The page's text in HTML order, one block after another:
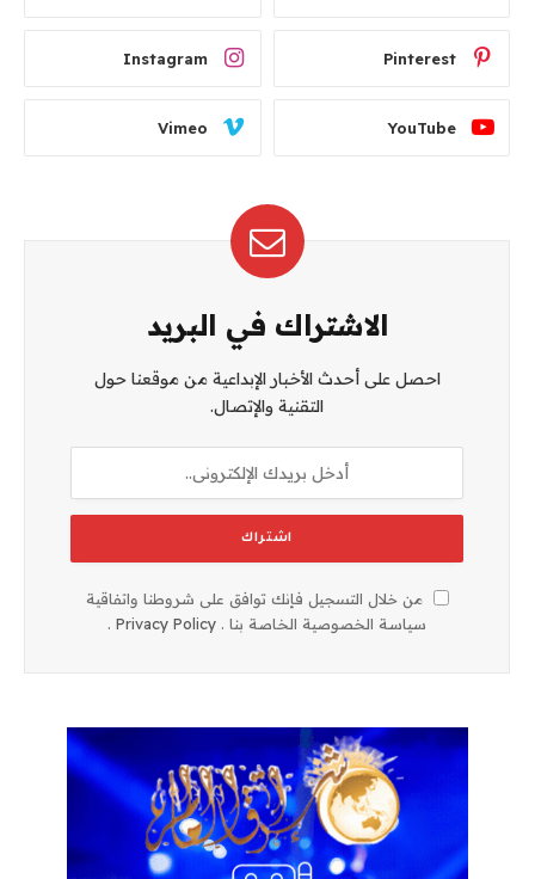
Pinterest
Instagram
YouTube
Vimeo
الاشتراك في البريد
احصل على أحدث الأخبار الإبداعية من موقعنا حول
التقنية والإتصال.
من خلال التسجيل فإنك توافق على شروطنا واتفاقية
سياسة الخصوصية الخاصة بنا . Privacy Policy
.